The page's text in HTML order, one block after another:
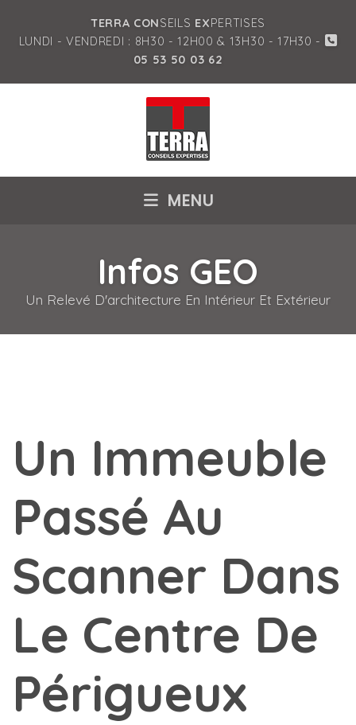
TERRA CONSEILS EXPERTISES
LUNDI - VENDREDI : 8H30 - 12H00 & 13H30 - 17H30 -
05 53 50 03 62
MENU
Infos GEO
Un Relevé D'architecture En Intérieur Et Extérieur
Un Immeuble
Passé Au
Scanner Dans
Le Centre De
Périgueux